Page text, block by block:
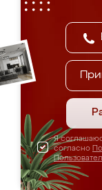
Я
согласно